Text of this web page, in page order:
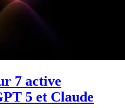
7 active
5 et Claude